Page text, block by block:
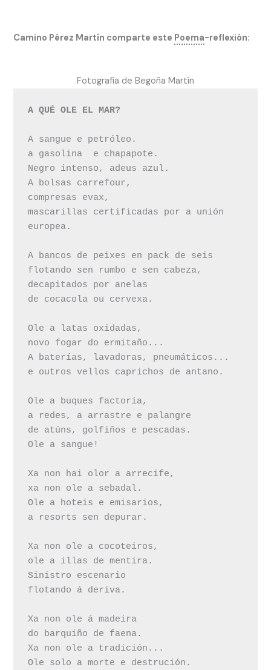
Camino Pérez Martín comparte este Poema-reflexión:
Fotografía de Begoña Martín
A QUÉ OLE EL MAR?
A sangue e petróleo.
a gasolina  e chapapote.
Negro intenso, adeus azul.
A bolsas carrefour,
compresas evax,
mascarillas certificadas por a unión
europea.
A bancos de peixes en pack de seis
flotando sen rumbo e sen cabeza,
decapitados por anelas
de cocacola ou cervexa.
Ole a latas oxidadas,
novo fogar do ermitaño...
A baterías, lavadoras, pneumáticos...
e outros vellos caprichos de antano.
Ole a buques factoría,
a redes, a arrastre e palangre
de atúns, golfiños e pescadas.
Ole a sangue!
Xa non hai olor a arrecife,
xa non ole a sebadal.
Ole a hoteis e emisarios,
a resorts sen depurar.
Xa non ole a cocoteiros,
ole a illas de mentira.
Sinistro escenario
flotando á deriva.
Xa non ole á madeira
do barquiño de faena.
Xa non ole a tradición...
Ole solo a morte e destrución.